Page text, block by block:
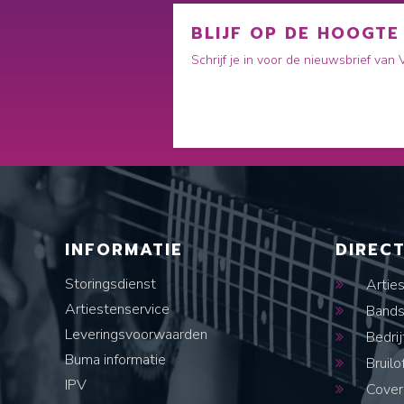
BLIJF OP DE HOOGTE
Schrijf je in voor de nieuwsbrief van
INFORMATIE
Storingsdienst
Artiestenservice
Leveringsvoorwaarden
Buma informatie
IPV
Bands